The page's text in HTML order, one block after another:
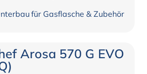
für Gasflasche & Zubehör
Arosa 570 G EVO